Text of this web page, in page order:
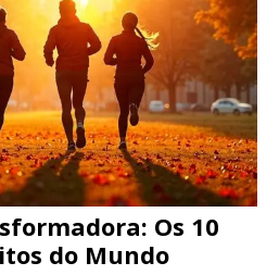
Os 10
do Mundo